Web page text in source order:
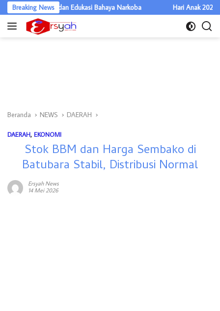
Langsung
ke
Breaking News
dan Edukasi Bahaya Narkoba Hari Anak 2026 di Sumut,
Beranda NEWS DAERAH
DAERAH, EKONOMI
Stok BBM dan Harga Sembako di
Batubara Stabil, Distribusi Normal
Ersyah News
14 Mei 2026